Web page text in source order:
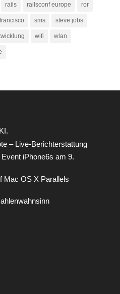
rails railsconf europe ror
sms steve jobs
wifi wlan
– Live-Berichterstattung
iPhone6s am 9.
Mac OS X Parallels